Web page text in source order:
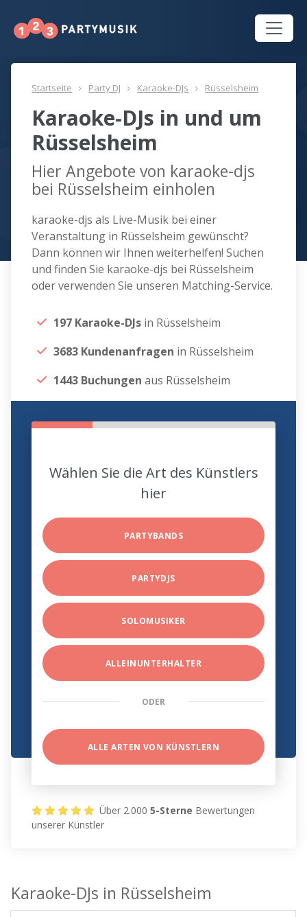
Startseite Party DJ Karaoke-DJs Rüsselsheim
Karaoke-DJs in und um
Rüsselsheim
Hier Angebote von karaoke-djs
bei Rüsselsheim einholen
karaoke-djs als Live-Musik bei einer
Veranstaltung in Rüsselsheim gewünscht?
Dann können wir Ihnen weiterhelfen! Suchen
und finden Sie karaoke-djs bei Rüsselsheim
oder verwenden Sie unseren Matching-Service.
197 Karaoke-DJs in Rüsselsheim
3683 Kundenanfragen in Rüsselsheim
1443 Buchungen aus Rüsselsheim
Wählen Sie die Art des Künstlers
hier
PARTYBANDS
PARTYDJS
SOLOMUSIKER
ALLEINUNTERHALTER
ODER
ALLE ARTEN VON KÜNSTLERN
Über 2.0005-Sterne Bewertungen
unserer Künstler
Karaoke-DJs in Rüsselsheim